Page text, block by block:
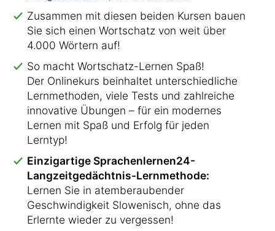
Zusammen mit diesen beiden Kursen bauen
Sie sich einen Wortschatz von weit über
4.000 Wörtern auf!
So macht Wortschatz-Lernen Spaß!
Der Onlinekurs beinhaltet unterschiedliche
Lernmethoden, viele Tests und zahlreiche
innovative Übungen – für ein modernes
Lernen mit Spaß und Erfolg für jeden
Lerntyp!
Einzigartige Sprachenlernen24-
Langzeitgedächtnis-Lernmethode:
Lernen Sie in atemberaubender
Geschwindigkeit Slowenisch, ohne das
Erlernte wieder zu vergessen!